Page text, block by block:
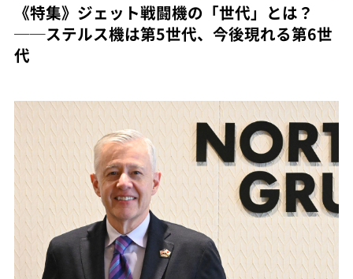
《特集》ジェット戦闘機の「世代」とは？
──ステルス機は第5世代、今後現れる第6世
代